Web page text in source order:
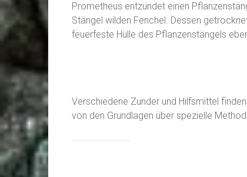
Prometheus entzündet einen
Stängel wilden Fenchel. Dessen
feuerfeste Hülle des Pflanzenstängels
Verschiedene Zunder und Hilfsmittel
von den Grundlagen über spezielle